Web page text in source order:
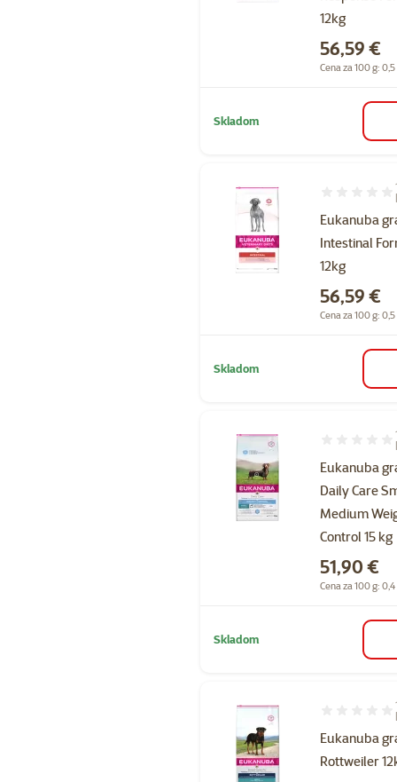
12kg
Cena
56,59 €
Cena za 100 g:
Skladom
Eukanuba
Intestinal
12kg
Hodnotenie
Cena
56,59 €
Cena za 100 g:
Skladom
Eukanuba
Daily Care
Medium
Control 15 kg
Hodnotenie
Cena
51,90 €
Cena za 100 g:
Skladom
Eukanuba
Rottweiler
Hodnotenie